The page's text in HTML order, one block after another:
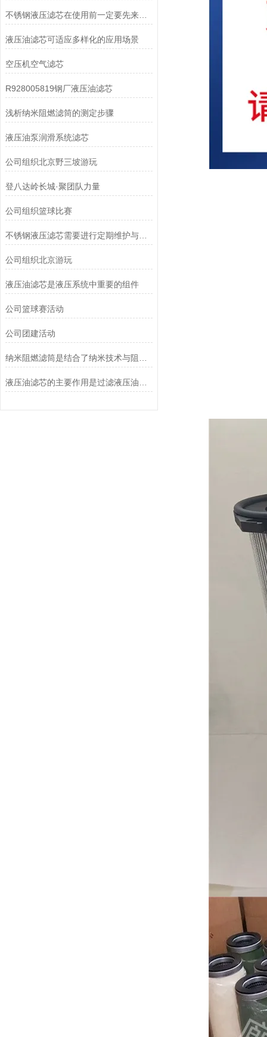
不锈钢液压滤芯在使用前一定要先来了解下这些
液压油滤芯可适应多样化的应用场景
空压机空气滤芯
R928005819钢厂液压油滤芯
浅析纳米阻燃滤筒的测定步骤
液压油泵润滑系统滤芯
公司组织北京野三坡游玩
登八达岭长城·聚团队力量
公司组织篮球比赛
不锈钢液压滤芯需要进行定期维护与清洁
公司组织北京游玩
液压油滤芯是液压系统中重要的组件
公司篮球赛活动
公司团建活动